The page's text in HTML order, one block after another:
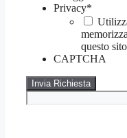
Privacy*
questo
CAPTCHA